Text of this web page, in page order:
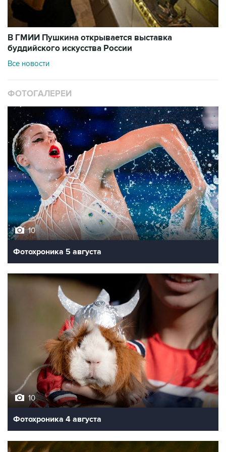
В ГМИИ Пушкина открывается выставка
буддийского искусства России
Все новости
ФОТОГАЛЕРЕИ
10
Фотохроника 5 августа
10
Фотохроника 4 августа